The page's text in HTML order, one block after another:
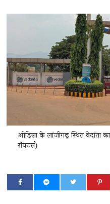
ओडिशा के लांजीगढ़ स्थित वेदांता
रॉयटर्स)